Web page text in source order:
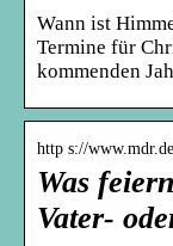
Wann ist
Termine für
kommenden
http s://
Was
Vater-